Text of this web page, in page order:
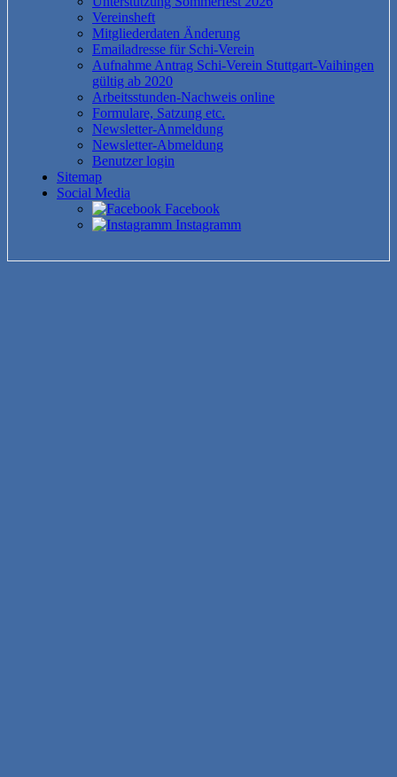
Vereinsheft
Mitgliederdaten Änderung
Emailadresse für Schi-Verein
Aufnahme Antrag Schi-Verein Stuttgart-Vaihingen
gültig ab 2020
Arbeitsstunden-Nachweis online
Formulare, Satzung etc.
Newsletter-Anmeldung
Newsletter-Abmeldung
Benutzer login
Sitemap
Social Media
Facebook
Instagramm